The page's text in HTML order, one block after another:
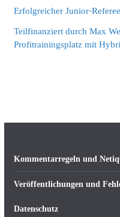
Erfolgreicher Junior-
Teilfinanziert durch Max
Profitrainingsplatz mit
Kommentarregeln und
Veröffentlichungen und
Datenschutz